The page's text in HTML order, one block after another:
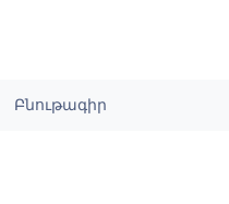
Բնութագիր